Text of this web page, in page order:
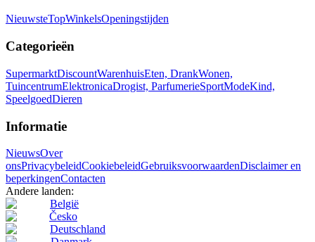
NieuwsteTopWinkelsOpeningstijden
Categorieën
SupermarktDiscountWarenhuisEten, DrankWonen,
TuincentrumElektronicaDrogist, ParfumerieSportModeKind,
SpeelgoedDieren
Informatie
NieuwsOver
onsPrivacybeleidCookiebeleidGebruiksvoorwaardenDisclaimer en
beperkingenContacten
Andere landen:
België
Česko
Deutschland